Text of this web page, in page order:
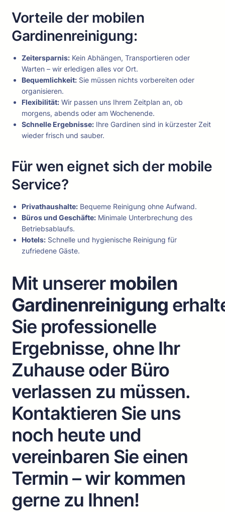
Vorteile der mobilen
Gardinenreinigung:
Zeitersparnis: Kein Abhängen, Transportieren oder
Warten – wir erledigen alles vor Ort.
Bequemlichkeit: Sie müssen nichts vorbereiten oder
organisieren.
Flexibilität: Wir passen uns Ihrem Zeitplan an, ob
morgens, abends oder am Wochenende.
Schnelle Ergebnisse: Ihre Gardinen sind in kürzester Zeit
wieder frisch und sauber.
Für wen eignet sich der mobile
Service?
Privathaushalte: Bequeme Reinigung ohne Aufwand.
Büros und Geschäfte: Minimale Unterbrechung des
Betriebsablaufs.
Hotels: Schnelle und hygienische Reinigung für
zufriedene Gäste.
Mit unserer mobilen
Gardinenreinigung
Sie professionelle
Ergebnisse, ohne Ihr
Zuhause oder Büro
verlassen zu müssen.
Kontaktieren Sie uns
noch heute und
vereinbaren Sie einen
Termin – wir kommen
gerne zu Ihnen!